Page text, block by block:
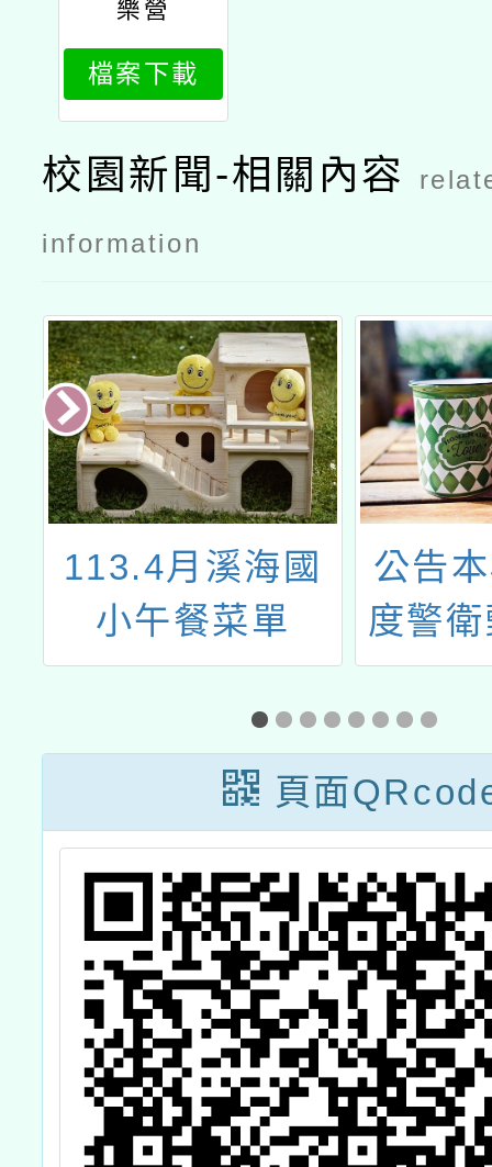
樂營
檔案下載
校園新聞-相關內容
information
113.4月溪海國
小午餐菜單
公告
度警
面
頁面